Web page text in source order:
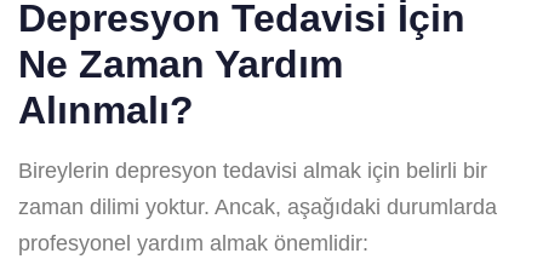
Depresyon Tedavisi İçin
Ne Zaman Yardım
Alınmalı?
Bireylerin depresyon tedavisi almak için belirli bir
zaman dilimi yoktur. Ancak, aşağıdaki durumlarda
profesyonel yardım almak önemlidir: